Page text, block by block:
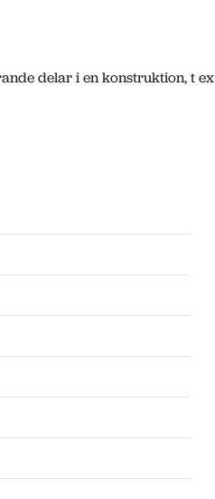
delar i en konstruktion, t ex